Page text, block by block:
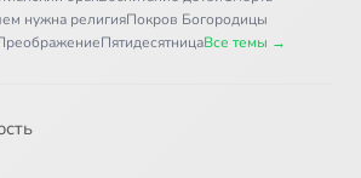
нужна религияПокров Богородицы
ПятидесятницаВсе темы →